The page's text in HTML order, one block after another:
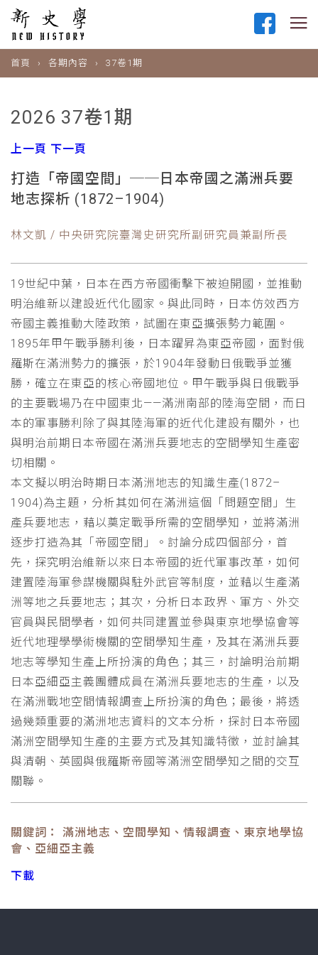
首頁 各期內容 37卷1期
2026 37卷1期
上一頁 下一頁
打造「帝國空間」──日本帝國之滿洲兵要
地志探析 (1872–1904)
林文凱 / 中央研究院臺灣史研究所副研究員兼副所長
19世紀中葉，日本在西方帝國衝擊下被迫開國，並推動
明治維新以建設近代化國家。與此同時，日本仿效西方
帝國主義推動大陸政策，試圖在東亞擴張勢力範圍。
1895年甲午戰爭勝利後，日本躍昇為東亞帝國，面對俄
羅斯在滿洲勢力的擴張，於1904年發動日俄戰爭並獲
勝，確立在東亞的核心帝國地位。甲午戰爭與日俄戰爭
的主要戰場乃在中國東北——滿洲南部的陸海空間，而日
本的軍事勝利除了與其陸海軍的近代化建設有關外，也
與明治前期日本帝國在滿洲兵要地志的空間學知生產密
切相關。
本文擬以明治時期日本滿洲地志的知識生產(1872–
1904)為主題，分析其如何在滿洲這個「問題空間」生
產兵要地志，藉以奠定戰爭所需的空間學知，並將滿洲
逐步打造為其「帝國空間」。討論分成四個部分，首
先，探究明治維新以來日本帝國的近代軍事改革，如何
建置陸海軍參謀機關與駐外武官等制度，並藉以生產滿
洲等地之兵要地志；其次，分析日本政界、軍方、外交
官員與民間學者，如何共同建置並參與東京地學協會等
近代地理學學術機關的空間學知生產，及其在滿洲兵要
地志等學知生產上所扮演的角色；其三，討論明治前期
日本亞細亞主義團體成員在滿洲兵要地志的生產，以及
在滿洲戰地空間情報調查上所扮演的角色；最後，將透
過幾類重要的滿洲地志資料的文本分析，探討日本帝國
滿洲空間學知生產的主要方式及其知識特徵，並討論其
與清朝、英國與俄羅斯帝國等滿洲空間學知之間的交互
關聯。
關鍵詞： 滿洲地志、空間學知、情報調查、東京地學協
會、亞細亞主義
下載